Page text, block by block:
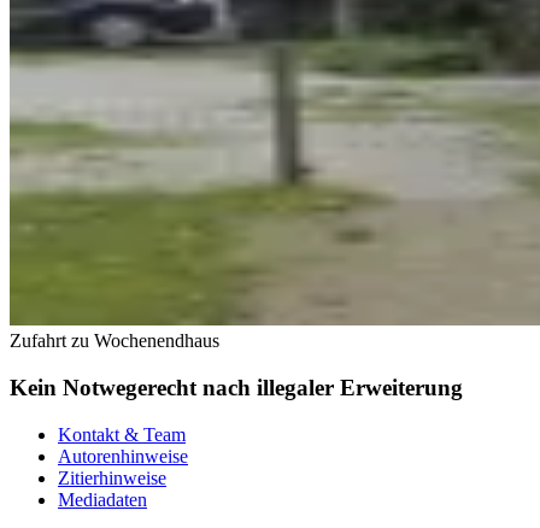
Zufahrt zu Wochenendhaus
Kein Notwegerecht nach illegaler Erweiterung
Kontakt & Team
Autorenhinweise
Zitierhinweise
Mediadaten